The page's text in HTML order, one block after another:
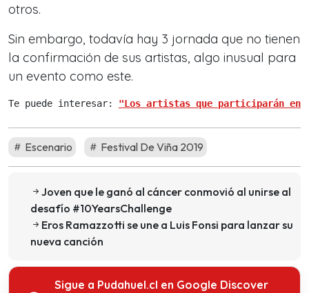
otros.
Sin embargo, todavía hay 3 jornada que no tienen
la confirmación de sus artistas, algo inusual para
un evento como este.
Te puede interesar: "Los artistas que participarán en
Escenario Festival De Viña 2019
Joven que le ganó al cáncer conmovió al unirse al
desafío #10YearsChallenge
Eros Ramazzotti se une a Luis Fonsi para lanzar su
nueva canción
Sigue a Pudahuel.cl en Google Discover